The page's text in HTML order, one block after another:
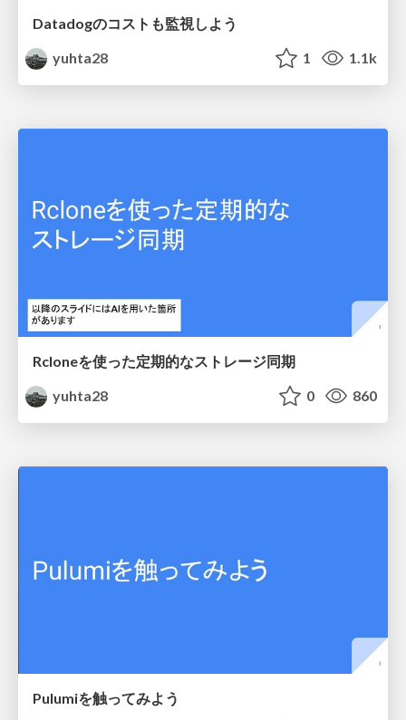
Datadogのコストも監視しよう
yuhta28
1 1.1k
Rcloneを使った定期的なストレージ同期
yuhta28
0 860
Pulumiを触ってみよう